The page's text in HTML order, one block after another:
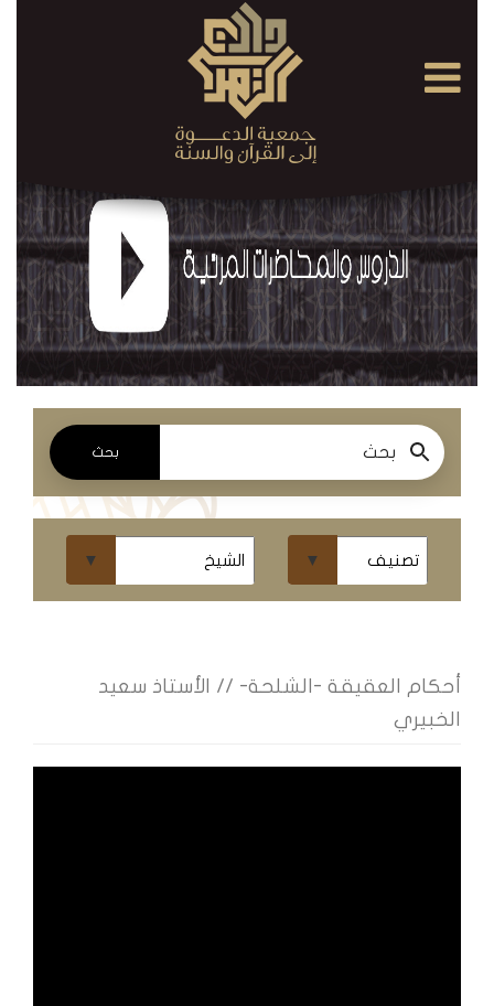
الدروس
والمحاضرات
المسموعة
الدروس
والمحاضرات
الدروس
ومحاضرات
المباشر
الكتب
بحث
أحكام العقيقة -الشلحة- // الأستاذ سعيد
الخبيري